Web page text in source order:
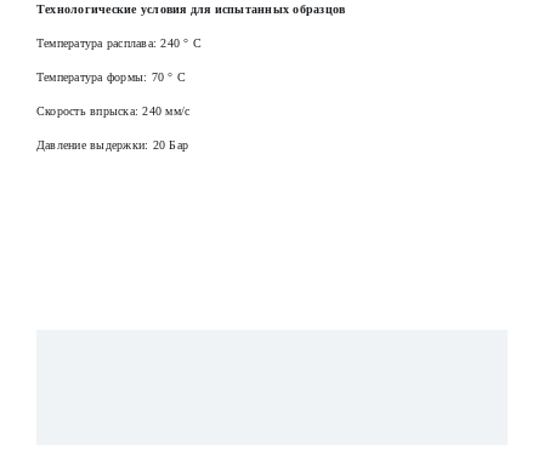
Технологические условия для испытанных образцов
Температура расплава: 240 ° С
Температура формы: 70 ° С
Скорость впрыска: 240 мм/с
Давление выдержки: 20 Бар